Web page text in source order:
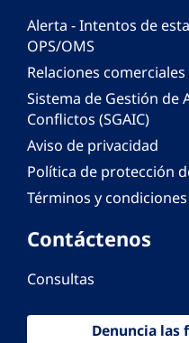
Alerta - Intentos de
OPS/OMS
Relaciones comerciales
Sistema de Gestión de
Conflictos (SGAIC)
Aviso de privacidad
Política de protección
Términos y
Contáctenos
Consultas
Denuncia las